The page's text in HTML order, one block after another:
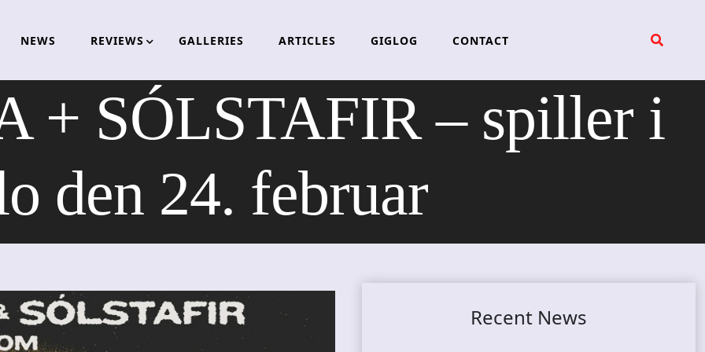
NEWS REVIEWS GALLERIES ARTICLES GIGLOG CONTACT
+ SÓLSTAFIR – spiller i
den 24. februar
Recent News